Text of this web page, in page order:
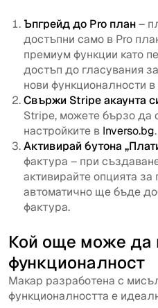
Ъпгрейд до Pro план–
достъпни само в Pro
премиум функции като
достъп до гласувания
нови функционалности
Свържи Stripe акаунта
Stripe, можете бързо да
настройките в Inverso.bg.
Активирай бутона
фактура – при
активирайте опцията
автоматично ще бъде
фактура.
Кой още може да
функционалност
Макар разработена с
функционалността е